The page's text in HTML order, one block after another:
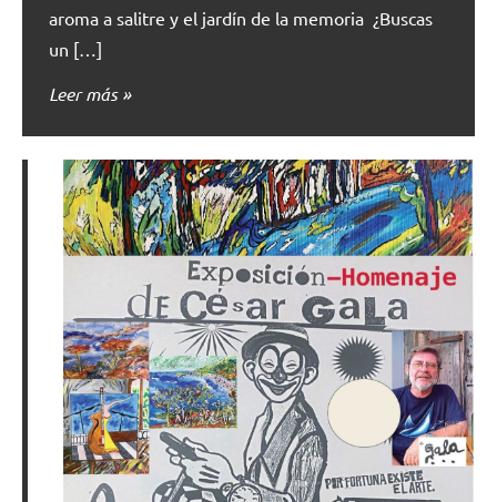
aroma a salitre y el jardín de la memoria ¿Buscas
un […]
Leer más